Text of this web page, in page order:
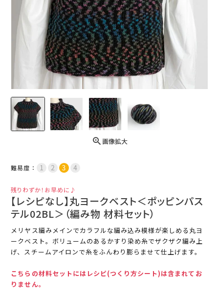
画像拡大
難易度：
残りわずか！お早めに♪
【レシピなし】丸ヨークベスト＜ポッピンパス
テル02BL＞（編み物 材料セット）
メリヤス編みメインでカラフルな編み込み模様が楽しめる丸ヨ
ークベスト。ボリュームのあるかすり染め糸でザクザク編み上
げ、スチームアイロンで糸をふんわり膨らませて仕上げます。
こちらの材料セットにはレシピ(つくり方シート)は含まれてお
りません。